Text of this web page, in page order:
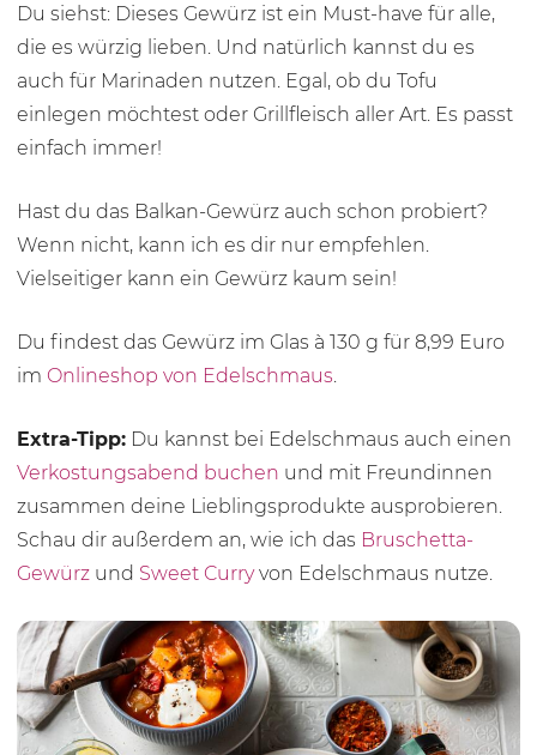
Du siehst: Dieses Gewürz ist ein Must-have für alle,
die es würzig lieben. Und natürlich kannst du es
auch für Marinaden nutzen. Egal, ob du Tofu
einlegen möchtest oder Grillfleisch aller Art. Es passt
einfach immer!
Hast du das Balkan-Gewürz auch schon probiert?
Wenn nicht, kann ich es dir nur empfehlen.
Vielseitiger kann ein Gewürz kaum sein!
Du findest das Gewürz im Glas à 130 g für 8,99 Euro
im Onlineshop von Edelschmaus
Extra-Tipp: Du kannst bei Edelschmaus auch einen
Verkostungsabend buchen und mit Freundinnen
zusammen deine Lieblingsprodukte ausprobieren.
Schau dir außerdem an, wie ich das Bruschetta-
Gewürz und Sweet Curryvon Edelschmaus nutze.